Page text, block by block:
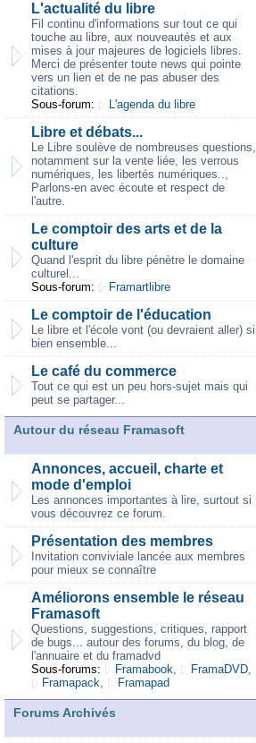
L'actualité du libre
Fil continu d'informations sur tout ce qui
touche au libre, aux nouveautés et aux
mises à jour majeures de logiciels libres.
Merci de présenter toute news qui pointe
vers un lien et de ne pas abuser des
citations.
Sous-forum:
L'agenda du libre
Libre et débats...
Le Libre soulève de nombreuses questions,
notamment sur la vente liée, les verrous
numériques, les libertés numériques..,
Parlons-en avec écoute et respect de
l'autre.
Le comptoir des arts et de la
culture
Quand l'esprit du libre pénètre le domaine
culturel...
Sous-forum:
Framartlibre
Le comptoir de l'éducation
Le libre et l'école vont (ou devraient aller) si
bien ensemble...
Le café du commerce
Tout ce qui est un peu hors-sujet mais qui
peut se partager...
Autour du réseau Framasoft
Annonces, accueil, charte et
mode d'emploi
Les annonces importantes à lire, surtout si
vous découvrez ce forum.
Présentation des membres
Invitation conviviale lancée aux membres
pour mieux se connaître
Améliorons ensemble le réseau
Framasoft
Questions, suggestions, critiques, rapport
de bugs... autour des forums, du blog, de
l'annuaire et du framadvd
Sous-forums:
Framabook, FramaDVD,
Framapack, Framapad
Forums Archivés